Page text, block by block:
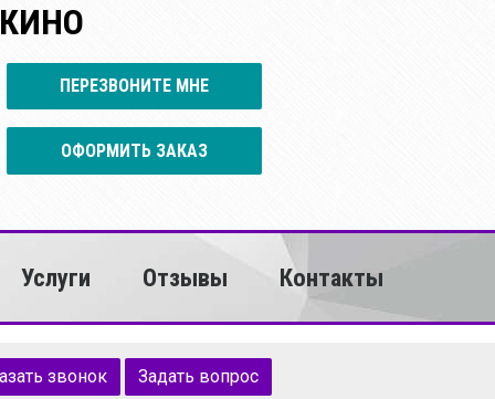
ПЕРЕЗВОНИТЕ МНЕ
ОФОРМИТЬ ЗАКАЗ
Услуги Отзывы Контакты
звонок Задать вопрос